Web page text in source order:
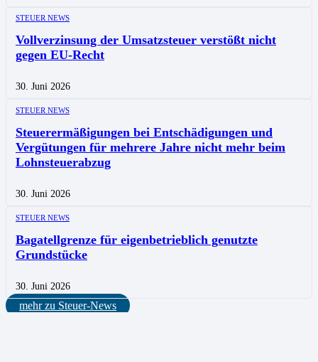
STEUER NEWS
Vollverzinsung der Umsatzsteuer verstößt nicht
gegen EU-Recht
30. Juni 2026
STEUER NEWS
Steuerermäßigungen bei Entschädigungen und
Vergütungen für mehrere Jahre nicht mehr beim
Lohnsteuerabzug
30. Juni 2026
STEUER NEWS
Bagatellgrenze für eigenbetrieblich genutzte
Grundstücke
30. Juni 2026
mehr zu Steuer-News